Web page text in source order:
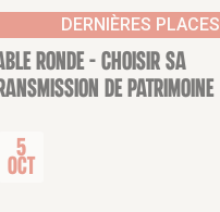
DERNIÈRES PLACES
ronde – Choisir sa
de patrimoine
5
Oct